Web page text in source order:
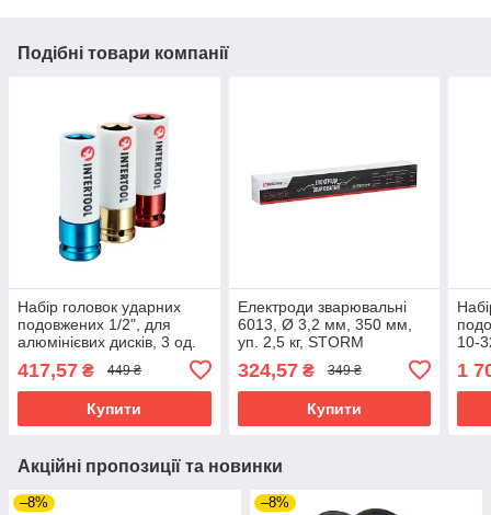
Подібні товари компанії
Набір головок ударних
подовжених 1/2", для
алюмінієвих дисків, 3 од.
STORM INTERTOOL ET-
8502
417,57 ₴ 449 ₴
Купити
Електроди зварювальні
6013, Ø 3,2 мм, 350 мм,
уп. 2,5 кг, STORM
324,57₴ 349 ₴
Купити
10-
1
Акційні пропозиції та новинки
–8% –8%